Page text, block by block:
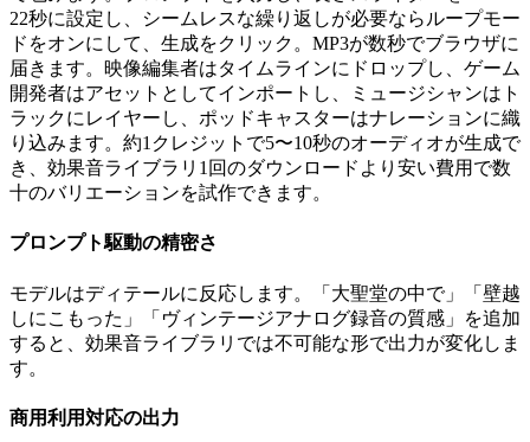
22秒に設定し、シームレスな繰り返しが必要ならループモー
ドをオンにして、生成をクリック。MP3が数秒でブラウザに
届きます。映像編集者はタイムラインにドロップし、ゲーム
開発者はアセットとしてインポートし、ミュージシャンはト
ラックにレイヤーし、ポッドキャスターはナレーションに織
り込みます。約1クレジットで5〜10秒のオーディオが生成で
き、効果音ライブラリ1回のダウンロードより安い費用で数
十のバリエーションを試作できます。
プロンプト駆動の精密さ
モデルはディテールに反応します。「大聖堂の中で」「壁越
しにこもった」「ヴィンテージアナログ録音の質感」を追加
すると、効果音ライブラリでは不可能な形で出力が変化しま
す。
商用利用対応の出力